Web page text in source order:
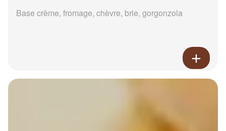
Base crème, fromage, chèvre, brie, gorgonzola